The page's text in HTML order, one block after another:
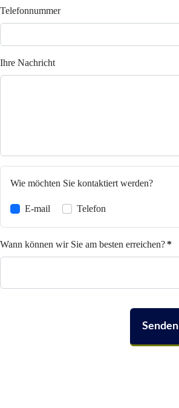
Telefonnummer
Ihre Nachricht
Wie möchten Sie kontaktiert werden?
E-mail Telefon
Wann können wir Sie am besten erreichen? *
Senden